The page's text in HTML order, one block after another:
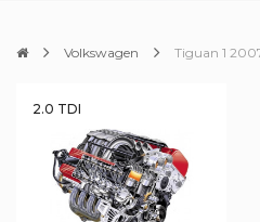
Volkswagen Tiguan 1
2.0 TDI